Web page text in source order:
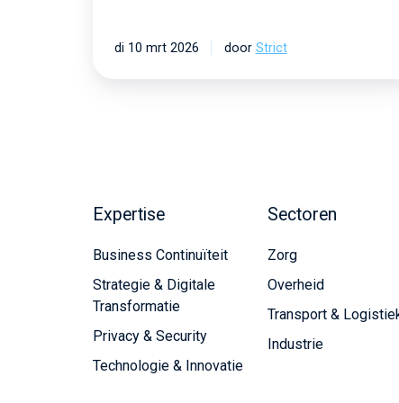
di 10 mrt 2026 door Strict
Expertise
Business Continuïteit
Strategie & Digitale
Transformatie
Privacy & Security
Technologie & Innovatie
Sectoren
Zorg
Overheid
Transport &
Industrie